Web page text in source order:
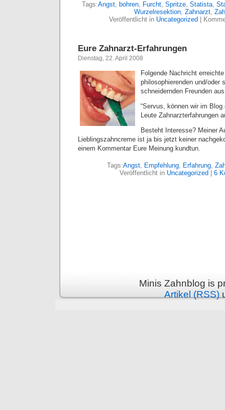
Tags:Angst, bohren, Furcht, Spritze, Statista,
Wurzelresektion, Zahnarzt,
Veröffentlicht in Uncategorized
Eure Zahnarzt-Erfahrungen
Dienstag, 22. April 2008
Folgende Nachricht
philosophierenden und/oder
schneidernden Freunden
“Servus, können wir im
Leute Zahnarzterfahrungen
Besteht Interesse? Meiner
Lieblingszahncreme ist ja bis jetzt keiner
einem Kommentar Eure Meinung kundtun.
Tags:Angst, Empfehlung, Erfahrung,
Veröffentlicht in Uncategorized 6
Minis Zahnblog is
Artikel (RSS)